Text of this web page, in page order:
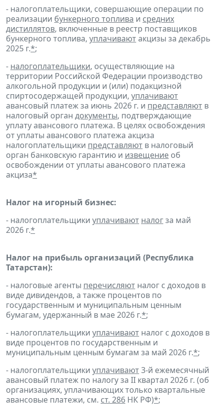
- налогоплательщики, совершающие операции по
реализации бункерного топлива и средних
дистиллятов, включенные в реестр поставщиков
бункерного топлива, уплачиваютакцизы за декабрь
2025 г.*;
- налогоплательщики, осуществляющие на
территории Российской Федерации производство
алкогольной продукции и (или) подакцизной
спиртосодержащей продукции, уплачивают
авансовый платеж за июнь 2026 г. и представляют в
налоговый орган документы, подтверждающие
уплату авансового платежа. В целях освобождения
от уплаты авансового платежа акциза
налогоплательщики представляют в налоговый
орган банковскую гарантию и извещение об
освобождении от уплаты авансового платежа
акциза*
Налог на игорный бизнес:
- налогоплательщики уплачивают налогза май
2026 г.*
Налог на прибыль организаций (Республика
Татарстан):
- налоговые агенты перечисляют налог с доходов в
виде дивидендов, а также процентов по
государственным и муниципальным ценным
бумагам, удержанный в мае 2026 г.*;
- налогоплательщики уплачивают налог с доходов в
виде процентов по государственным и
муниципальным ценным бумагам за май 2026 г.*;
- налогоплательщики уплачивают3-й ежемесячный
авансовый платеж по налогу за II квартал 2026 г. (об
организациях, уплачивающих только квартальные
авансовые платежи, см. ст. 286 НК РФ)*;